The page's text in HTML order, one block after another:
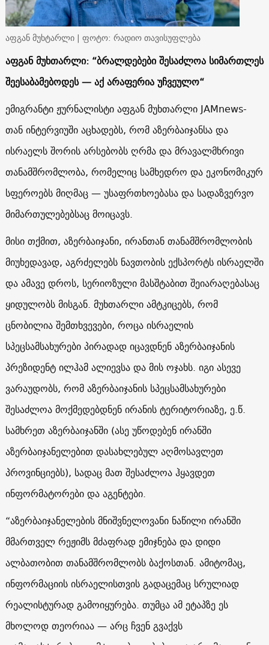
აფგან მუხტარლი | ფოტო: რადიო თავისუფლება
აფგან მუხთარლი: “ბრალდებები შესაძლოა სიმართლეს
შეესაბამებოდეს — აქ არაფერია უჩვეულო“
ემიგრანტი ჟურნალისტი აფგან მუხთარლი JAMnews-
თან ინტერვიუში აცხადებს, რომ აზერბაიჯანსა და
ისრაელს შორის არსებობს ღრმა და მრავალმხრივი
თანამშრომლობა, რომელიც სამხედრო და ეკონომიკურ
სფეროებს მიღმაც — უსაფრთხოებასა და სადაზვერვო
მიმართულებებსაც მოიცავს.
მისი თქმით, აზერბაიჯანი, ირანთან თანამშრომლობის
მიუხედავად, აგრძელებს ნავთობის ექსპორტს ისრაელში
და ამავე დროს, სერიოზული მასშტაბით შეიარაღებასაც
ყიდულობს მისგან. მუხთარლი ამტკიცებს, რომ
ცნობილია შემთხვევები, როცა ისრაელის
სპეცსამსახურები პირადად იცავდნენ აზერბაიჯანის
პრეზიდენტ ილჰამ ალიევსა და მის ოჯახს. იგი ასევე
ვარაუდობს, რომ აზერბაიჯანის სპეცსამსახურები
შესაძლოა მოქმედებდნენ ირანის ტერიტორიაზე, ე.წ.
სამხრეთ აზერბაიჯანში (ასე უწოდებენ ირანში
აზერბაიჯანელებით დასახლებულ აღმოსავლეთ
პროვინციებს), სადაც მათ შესაძლოა ჰყავდეთ
ინფორმატორები და აგენტები.
“აზერბაიჯანელების მნიშვნელოვანი ნაწილი ირანში
მმართველ რეჟიმს მძაფრად ემიჯნება და დიდი
ალბათობით თანამშრომლობს ბაქოსთან. ამიტომაც,
ინფორმაციის ისრაელისთვის გადაცემაც სრულიად
რეალისტურად გამოიყურება. თუმცა ამ ეტაპზე ეს
მხოლოდ თეორიაა — არც ჩვენ გვაქვს